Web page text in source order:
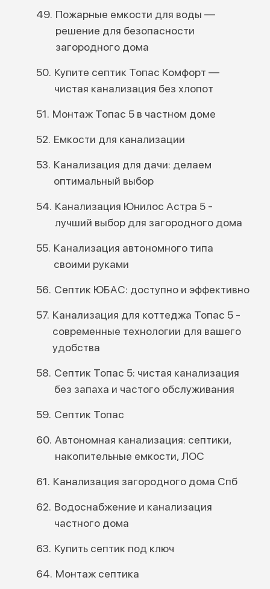
Пожарные емкости для воды —
решение для безопасности
загородного дома
Купите септик Топас Комфорт —
чистая канализация без хлопот
Монтаж Топас 5 в частном доме
Емкости для канализации
Канализация для дачи: делаем
оптимальный выбор
Канализация Юнилос Астра 5 -
лучший выбор для загородного дома
Канализация автономного типа
своими руками
Септик ЮБАС: доступно и эффективно
Канализация для коттеджа Топас 5 -
современные технологии для вашего
удобства
Септик Топас 5: чистая канализация
без запаха и частого обслуживания
Септик Топас
Автономная канализация: септики,
накопительные емкости, ЛОС
Канализация загородного дома Спб
Водоснабжение и канализация
частного дома
Купить септик под ключ
Монтаж септика